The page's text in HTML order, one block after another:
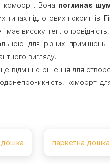
комфорт. Вона поглинає
підлогових покриттів.
має високу
для різних
вигляду.
відмінне рішення для
комфорт
дошка паркетна дошка